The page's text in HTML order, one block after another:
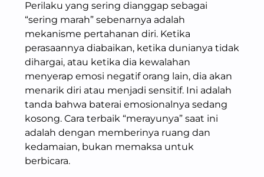
Perilaku yang sering dianggap sebagai
“sering marah” sebenarnya adalah
mekanisme pertahanan diri. Ketika
perasaannya diabaikan, ketika dunianya tidak
dihargai, atau ketika dia kewalahan
menyerap emosi negatif orang lain, dia akan
menarik diri atau menjadi sensitif. Ini adalah
tanda bahwa baterai emosionalnya sedang
kosong. Cara terbaik “merayunya” saat ini
adalah dengan memberinya ruang dan
kedamaian, bukan memaksa untuk
berbicara.